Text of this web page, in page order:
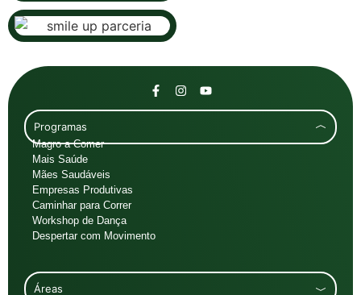
Programas
Magro a Comer
Mais Saúde
Mães Saudáveis
Empresas Produtivas
Caminhar para Correr
Workshop de Dança
Despertar com Movimento
Áreas